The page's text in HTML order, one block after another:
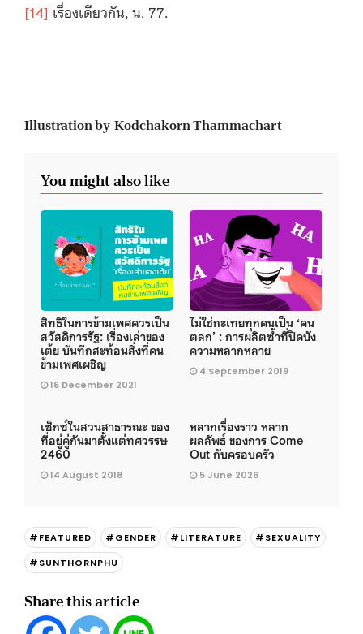
[14] เรื่องเดียวกัน, น. 77.
Illustration by Kodchakorn Thammachart
You might also like
สิทธิในการข้ามเพศควรเป็น
สวัสดิการรัฐ: เรื่องเล่าของ
เต้ย บันทึกสะท้อนสิ่งที่คน
ข้ามเพศเผชิญ
16 December 2021
ไม่ใช่กะเทยทุกคนเป็น ‘คน
ตลก’ : การผลิตซ้ำที่ปิดบัง
ความหลากหลาย
4 September 2019
เซ็กซ์ในสวนสาธารณะ ของ
ที่อยู่คู่กันมาตั้งแต่ทศวรรษ
2460
14 August 2018
หลากเรื่องราว หลาก
ผลลัพธ์ ของการ Come
Out กับครอบครัว
5 June 2026
#FEATURED #GENDER #LITERATURE
#SEXUALITY
#SUNTHORNPHU
Share this article